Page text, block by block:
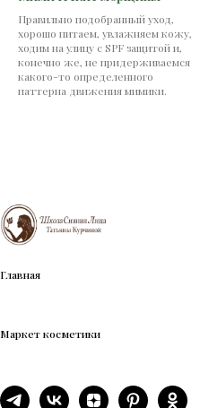
Правильно подобранный уход,
хорошо питаем, увлажняем кожу,
ходим на улицу с SPF защитой и,
конечно же, не придерживаемся
какого-то определенного
паттерна движения мимики.
Главная
Маркет косметики